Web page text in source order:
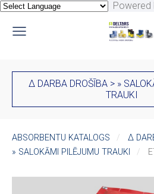
Powered
∆ DARBA DROŠĪBA > »
TRAUKI
ABSORBENTU KATALOGS
∆
» SALOKĀMI PILĒJUMU TRAUKI